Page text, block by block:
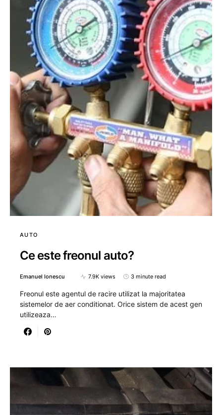
AUTO
Ce este freonul auto?
Emanuel Ionescu 7.9K views 3 minute read
Freonul este agentul de racire utilizat la majoritatea
sistemelor de aer conditionat. Orice sistem de acest gen
utilizeaza…